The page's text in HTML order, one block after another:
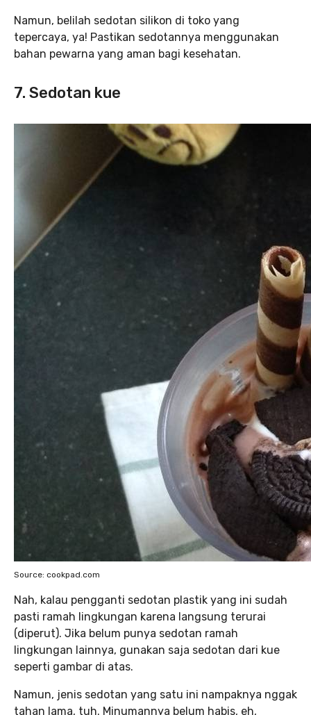
Namun, belilah sedotan silikon di toko yang
tepercaya, ya! Pastikan sedotannya menggunakan
bahan pewarna yang aman bagi kesehatan.
7. Sedotan kue
Source: cookpad.com
Nah, kalau pengganti sedotan plastik yang ini sudah
pasti ramah lingkungan karena langsung terurai
(diperut). Jika belum punya sedotan ramah
lingkungan lainnya, gunakan saja sedotan dari kue
seperti gambar di atas.
Namun, jenis sedotan yang satu ini nampaknya nggak
tahan lama, tuh. Minumannya belum habis, eh,